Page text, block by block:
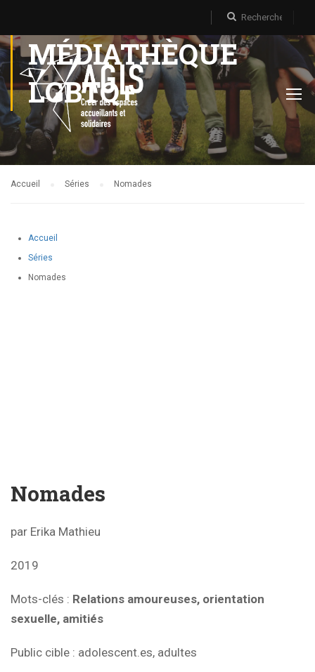
MÉDIATHÈQUE
LGBTQ+
Accueil Séries Nomades
Accueil
Séries
Nomades
Nomades
par Erika Mathieu
2019
Mots-clés : Relations amoureuses, orientation
sexuelle, amitiés
Public cible : adolescent.es, adultes